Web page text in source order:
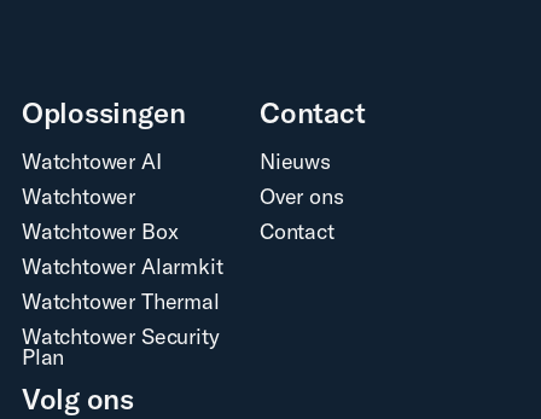
Oplossingen
Watchtower AI
Watchtower
Watchtower Box
Watchtower Alarmkit
Watchtower Thermal
Watchtower Security
Plan
Contact
Nieuws
Over ons
Contact
Volg ons